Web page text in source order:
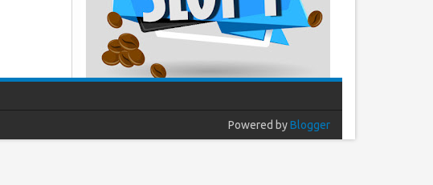
Powered byBlogger